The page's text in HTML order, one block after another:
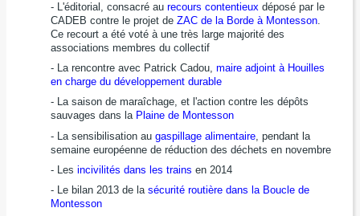
- L'éditorial, consacré au recours contentieuxdéposé par le
CADEB contre le projet de ZAC de la Borde à Montesson.
Ce recourt a été voté à une très large majorité des
associations membres du collectif
- La rencontre avec Patrick Cadou, maire adjoint à Houilles
en charge du développement durable
- La saison de maraîchage, et l'action contre les dépôts
sauvages dans la Plaine de Montesson
- La sensibilisation au gaspillage alimentaire, pendant la
semaine européenne de réduction des déchets en novembre
- Les incivilités dans les trains en 2014
- Le bilan 2013 de la sécurité routière dans la Boucle de
Montesson